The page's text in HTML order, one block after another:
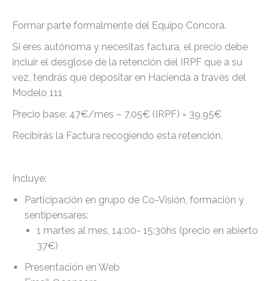
Formar parte formalmente del Equipo Concora.
Si eres autónoma y necesitas factura, el precio debe
incluir el desglose de la retención del IRPF que a su
vez, tendrás que depositar en Hacienda a través del
Modelo 111
Precio base: 47€/mes – 7,05€ (IRPF) = 39,95€
Recibirás la Factura recogiendo esta retención.
Incluye:
Participación en grupo de Co-Visión, formación y
sentipensares:
1 martes al mes, 14:00- 15:30hs (precio en abierto
37€)
Presentación en Web